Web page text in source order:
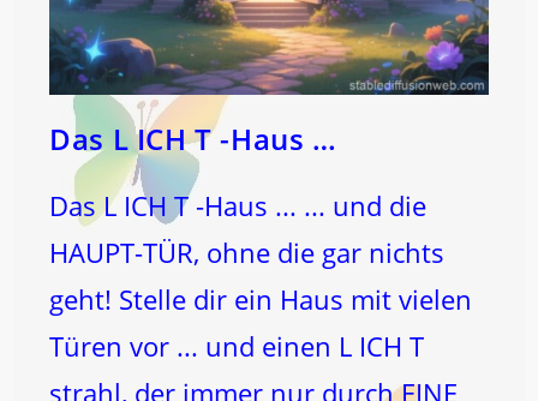
Das L ICH T -Haus …
Das L ICH T -Haus ... ... und die
HAUPT-TÜR, ohne die gar nichts
geht! Stelle dir ein Haus mit vielen
Türen vor ... und einen L ICH T
strahl, der immer nur durch EINE